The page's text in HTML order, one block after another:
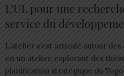
L’UL pour une
service du
L’atelier s’est articulé autour
en un atelier, explorant des
planification stratégique du